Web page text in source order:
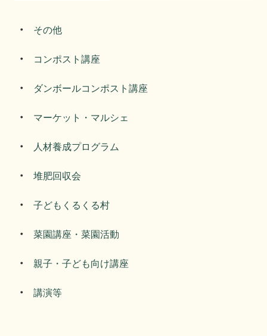
その他
コンポスト講座
ダンボールコンポスト講座
マーケット・マルシェ
人材養成プログラム
堆肥回収会
子どもくるくる村
菜園講座・菜園活動
親子・子ども向け講座
講演等